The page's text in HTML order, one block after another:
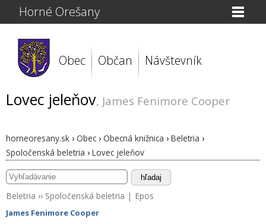
Horné Orešany
Obec Občan Návštevník
Lovec jeleňov, James Fenimore Cooper
horneoresany.sk › Obec › Obecná knižnica › Beletria ›
Spoločenská beletria › Lovec jeleňov
hľadaj
Beletria ›› Spoločenská beletria | Epos
James Fenimore Cooper